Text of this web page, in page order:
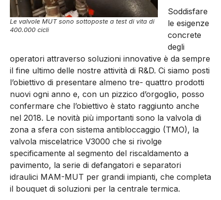
Le valvole MUT sono sottoposte a test di vita di
400.000 cicli
Soddisfare
le esigenze
concrete
degli
operatori attraverso soluzioni innovative è da sempre
il fine ultimo delle nostre attività di R&D. Ci siamo posti
l’obiettivo di presentare almeno tre- quattro prodotti
nuovi ogni anno e, con un pizzico d’orgoglio, posso
confermare che l’obiettivo è stato raggiunto anche
nel 2018. Le novità più importanti sono la valvola di
zona a sfera con sistema antibloccaggio (TMO), la
valvola miscelatrice V3000 che si rivolge
specificamente al segmento del riscaldamento a
pavimento, la serie di defangatori e separatori
idraulici MAM-MUT per grandi impianti, che completa
il bouquet di soluzioni per la centrale termica.